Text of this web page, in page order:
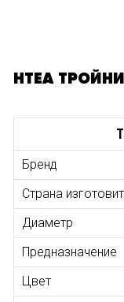
HTEA
Бренд
Страна
Диаметр
Предназначение
Цвет